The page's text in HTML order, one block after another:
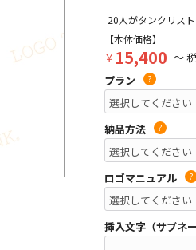
20人がタンクリス
【本体価格】
￥ 15,400 ～
プラン
?
納品方法 ?
ロゴマニュアル ?
挿入文字（サブネー